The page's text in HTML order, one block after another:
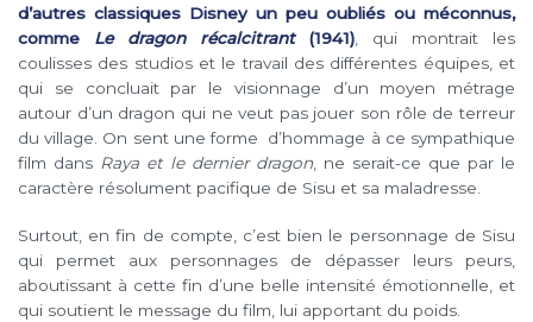
d’autres classiques Disney un peu oubliés ou méconnus,
comme Le dragon récalcitrant(1941), qui montrait les
coulisses des studios et le travail des différentes équipes, et
qui se concluait par le visionnage d’un moyen métrage
autour d’un dragon qui ne veut pas jouer son rôle de terreur
du village. On sent une forme d’hommage à ce sympathique
film dans Raya et le dernier dragon, ne serait-ce que par le
caractère résolument pacifique de Sisu et sa maladresse.
Surtout, en fin de compte, c’est bien le personnage de Sisu
qui permet aux personnages de dépasser leurs peurs,
aboutissant à cette fin d’une belle intensité émotionnelle, et
qui soutient le message du film, lui apportant du poids.